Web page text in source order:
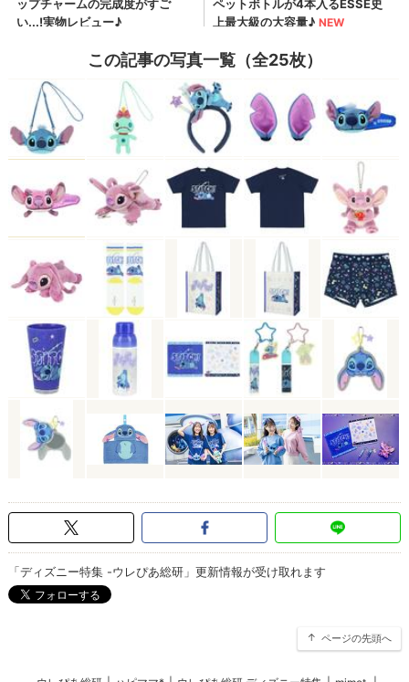
この記事の写真一覧（全25枚）
「ディズニー特集 -ウレぴあ総研」更新情報が受け取れます
ページの先頭へ